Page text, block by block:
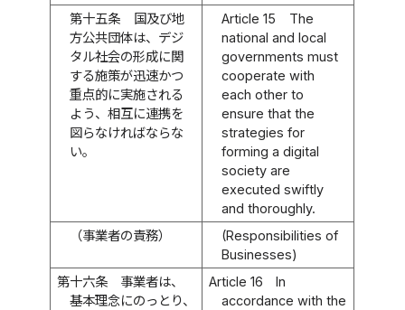
第十五条
国及び地
方公共団体は、デジ
タル社会の形成に関
する施策が迅速かつ
重点的に実施される
よう、相互に連携を
図らなければならな
い。
Article 15
The
national and local
governments must
cooperate with
each other to
ensure that the
strategies for
forming a digital
society are
executed swiftly
and thoroughly.
（事業者の責務）
(Responsibilities of
Businesses)
第十六条
事業者は、
基本理念にのっとり、
Article 16
In
accordance with the